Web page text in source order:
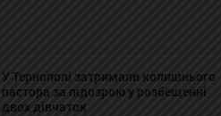
У Тернополі затримали колишнього
пастора за підозрою у розбещенні
двох дівчаток